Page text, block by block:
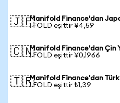
🇯🇵Manifold Finance'dan
1 FOLD eşittir ¥4,59
🇨🇳Manifold Finance'dan Çin
1 FOLD eşittir ¥0,1966
🇹🇷Manifold Finance'dan Türk
1 FOLD eşittir ₺1,39